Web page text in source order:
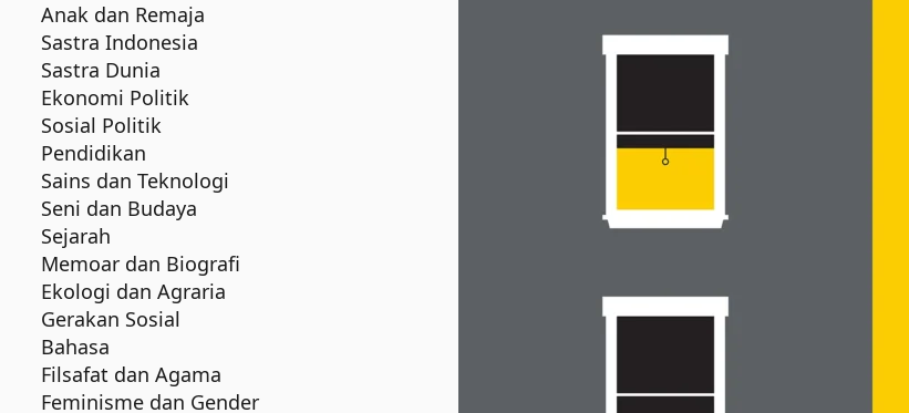
Anak dan Remaja
Sastra Indonesia
Sastra Dunia
Ekonomi Politik
Sosial Politik
Pendidikan
Sains dan Teknologi
Seni dan Budaya
Sejarah
Memoar dan Biografi
Ekologi dan Agraria
Gerakan Sosial
Bahasa
Filsafat dan Agama
Feminisme dan Gender